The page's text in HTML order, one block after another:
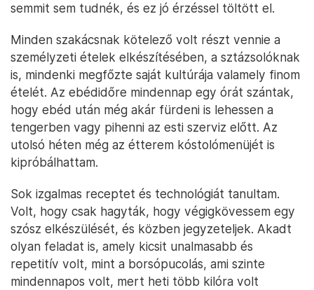
semmit sem tudnék, és ez jó érzéssel töltött el.
Minden szakácsnak kötelező volt részt vennie a
személyzeti ételek elkészítésében, a sztázsolóknak
is, mindenki megfőzte saját kultúrája valamely finom
ételét. Az ebédidőre mindennap egy órát szántak,
hogy ebéd után még akár fürdeni is lehessen a
tengerben vagy pihenni az esti szerviz előtt. Az
utolsó héten még az étterem kóstolómenüjét is
kipróbálhattam.
Sok izgalmas receptet és technológiát tanultam.
Volt, hogy csak hagyták, hogy végigkövessem egy
szósz elkészülését, és közben jegyzeteljek. Akadt
olyan feladat is, amely kicsit unalmasabb és
repetitív volt, mint a borsópucolás, ami szinte
mindennapos volt, mert heti több kilóra volt